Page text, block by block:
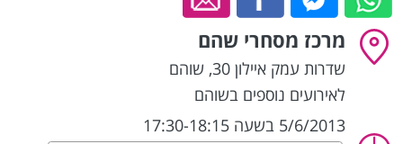
מרכז מסחרי שהם
שדרות עמק איילון 30 , שוהם
לאירועים נוספים בשוהם
5/6/2013 בשעה 17:30-18:15